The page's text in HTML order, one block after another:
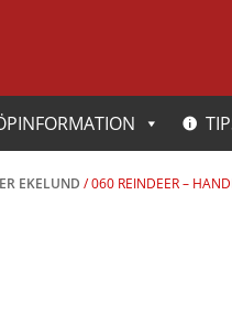
EKELUND / 060 REINDEER –